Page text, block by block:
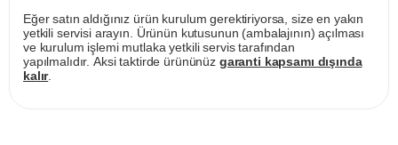
Eğer satın aldığınız ürün kurulum gerektiriyorsa, size en yakın
yetkili servisi arayın. Ürünün kutusunun (ambalajının) açılması
ve kurulum işlemi mutlaka yetkili servis tarafından
yapılmalıdır. Aksi taktirde ürününüz garanti kapsamı dışında
kalır.